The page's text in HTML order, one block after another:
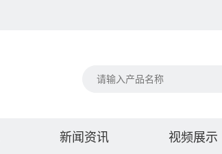
新闻资讯 视频展示